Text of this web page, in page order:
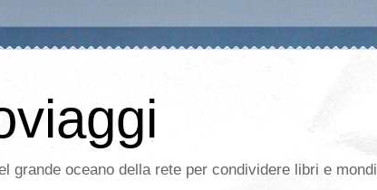
grande oceano della rete per condividere libri e mondi